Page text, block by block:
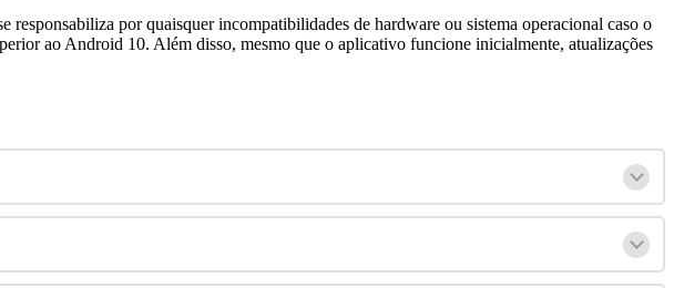
responsabiliza por quaisquer incompatibilidades de hardware ou sistema operacional caso o
ao Android 10. Além disso, mesmo que o aplicativo funcione inicialmente, atualizações